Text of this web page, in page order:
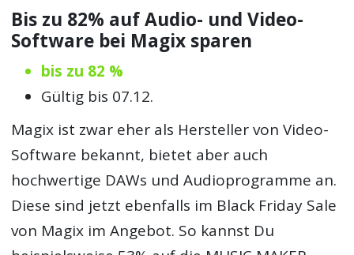
Bis zu 82% auf Audio- und Video-
Software bei Magix sparen
bis zu 82 %
Gültig bis 07.12.
Magix ist zwar eher als Hersteller von Video-
Software bekannt, bietet aber auch
hochwertige DAWs und Audioprogramme an.
Diese sind jetzt ebenfalls im Black Friday Sale
von Magix im Angebot. So kannst Du